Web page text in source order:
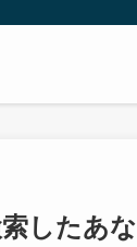
したあ